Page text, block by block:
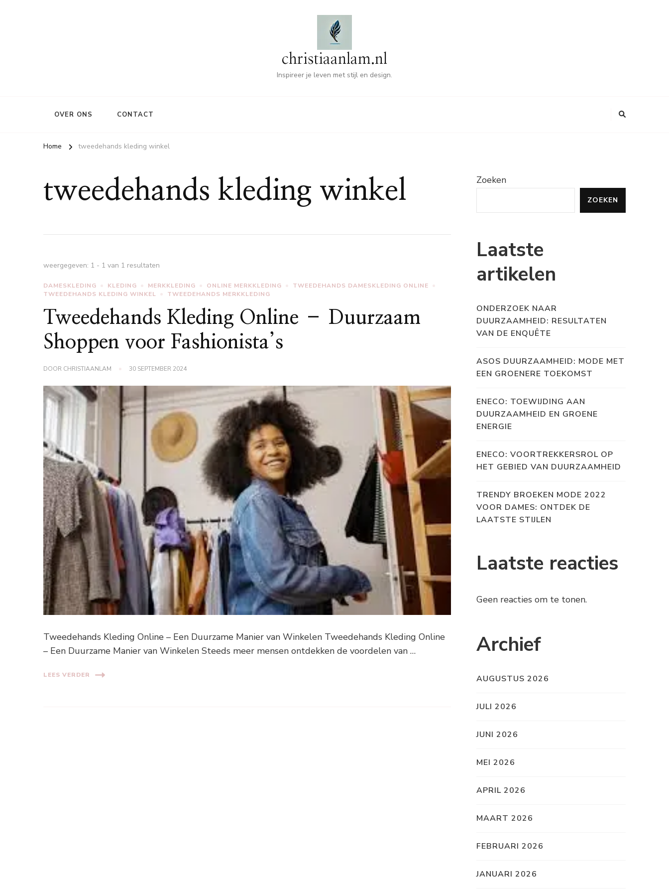
christiaanlam.nl
Inspireer je leven met stijl en design.
OVER ONS CONTACT
Home tweedehands kleding winkel
tweedehands kleding winkel
weergegeven: 1 - 1 van 1 resultaten
DAMESKLEDING KLEDING MERKKLEDING ONLINE MERKKLEDING
TWEEDEHANDS DAMESKLEDING ONLINE
TWEEDEHANDS KLEDING WINKEL
TWEEDEHANDS MERKKLEDING
Tweedehands Kleding Online – Duurzaam
Shoppen voor Fashionista’s
DOOR CHRISTIAANLAM 30 SEPTEMBER 2024
Tweedehands Kleding Online – Een Duurzame Manier van Winkelen Tweedehands Kleding Online
– Een Duurzame Manier van Winkelen Steeds meer mensen ontdekken de voordelen van …
LEES VERDER
Zoeken
ZOEKEN
Laatste
artikelen
ONDERZOEK NAAR
DUURZAAMHEID: RESULTATEN
VAN DE ENQUÊTE
ASOS DUURZAAMHEID: MODE MET
EEN GROENERE TOEKOMST
ENECO: TOEWIJDING AAN
DUURZAAMHEID EN GROENE
ENERGIE
ENECO: VOORTREKKERSROL OP
HET GEBIED VAN DUURZAAMHEID
TRENDY BROEKEN MODE 2022
VOOR DAMES: ONTDEK DE
LAATSTE STIJLEN
Laatste reacties
Geen reacties om te tonen.
Archief
AUGUSTUS 2026
JULI 2026
JUNI 2026
MEI 2026
APRIL 2026
MAART 2026
FEBRUARI 2026
JANUARI 2026